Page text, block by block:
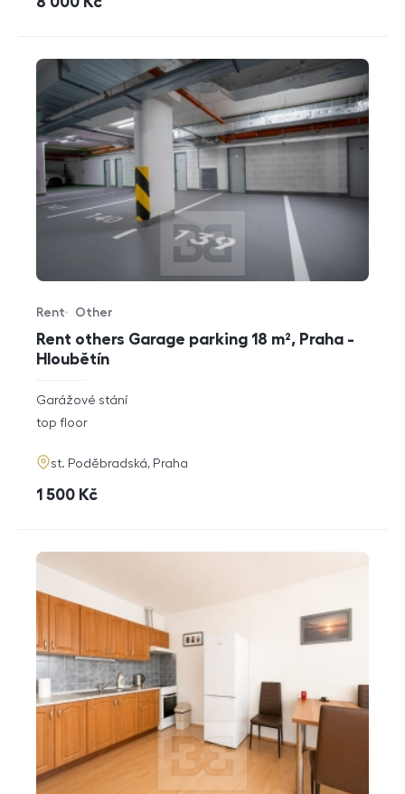
Rent others Garage parking 18 m², Praha -
Hloubětín
Offer type
Rent
Property type
Other
rozměry
disposition
Garážové stání
funkce
top floor
adresa
st. Poděbradská, Praha
cena
1 500 Kč